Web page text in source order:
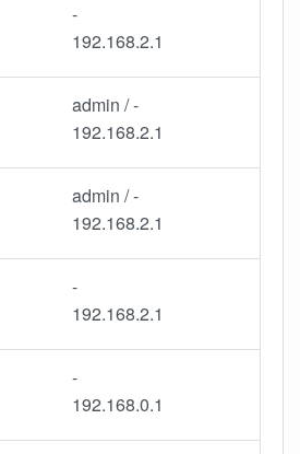
-
192.168.2.1
admin / -
192.168.2.1
admin / -
192.168.2.1
-
192.168.2.1
-
192.168.0.1